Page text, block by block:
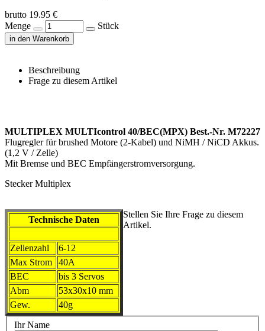
brutto 19.95 €
Menge
Stück
in den Warenkorb
Beschreibung
Frage zu diesem Artikel
MULTIPLEX MULTIcontrol 40/BEC(MPX) Best.-Nr. M72227
Flugregler für brushed Motore (2-Kabel) und NiMH / NiCD Akkus.
(1,2 V / Zelle)
Mit Bremse und BEC Empfängerstromversorgung.
Stecker Multiplex
Technische Daten
Zellenzahl
6-12
Max Strom
40A
BEC
bis 3 Servos
Abm
53x30x10 mm
Gew.
40g
Stellen Sie Ihre Frage zu diesem
Artikel.
Ihr Name